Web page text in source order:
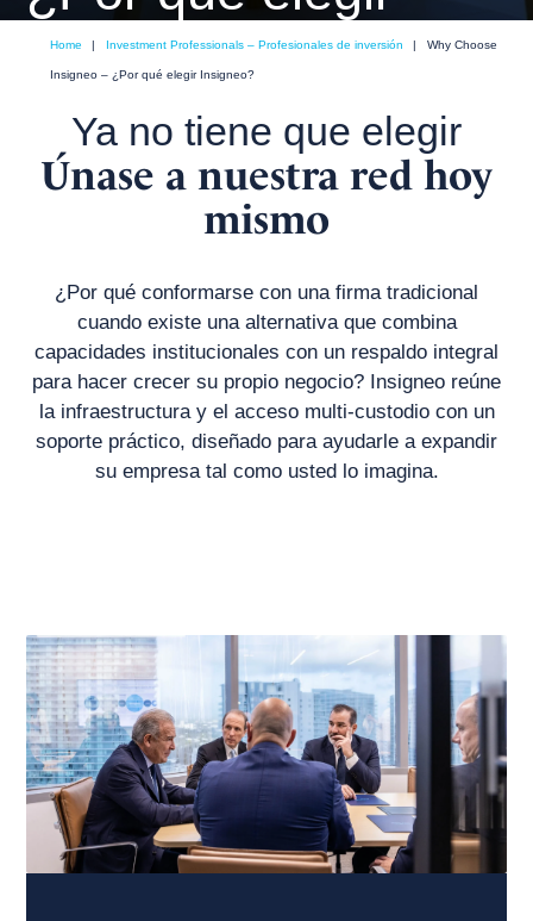
Insigneo?
Home | Investment Professionals – Profesionales de inversión | Why Choose
Insigneo – ¿Por qué elegir Insigneo?
Ya no tiene que elegir
Únase a nuestra red hoy
mismo
¿Por qué conformarse con una firma tradicional
cuando existe una alternativa que combina
capacidades institucionales con un respaldo integral
para hacer crecer su propio negocio? Insigneo reúne
la infraestructura y el acceso multi-custodio con un
soporte práctico, diseñado para ayudarle a expandir
su empresa tal como usted lo imagina.